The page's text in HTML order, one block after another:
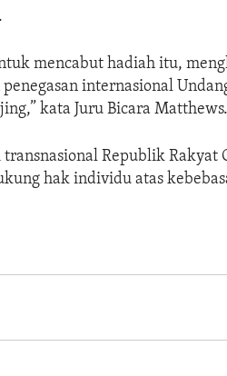
mencabut hadiah itu,
internasional
kata Juru Bicara Matthews.
Republik Rakyat
hak individu atas